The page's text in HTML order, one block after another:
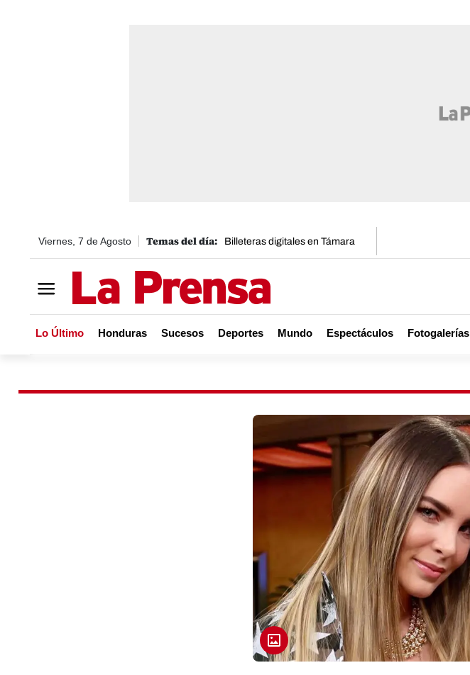
Viernes, 7 de Agosto Billeteras digitales en Támara
Lo Último Honduras Sucesos Deportes Mundo Espectáculos Fotogalerías